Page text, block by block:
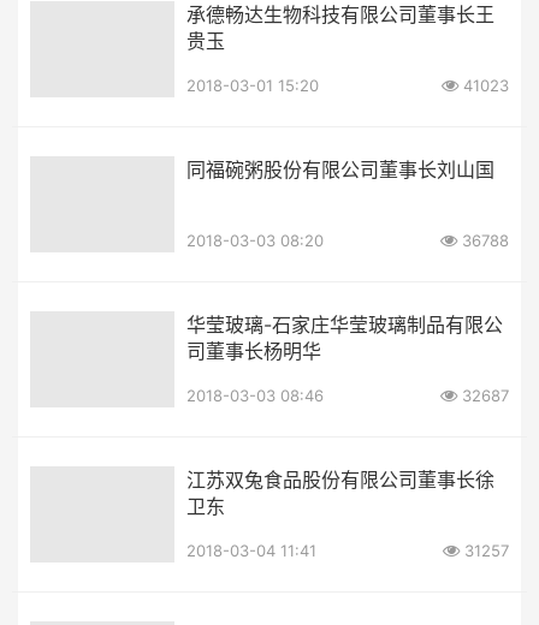
承德畅达生物科技有限公司董事长王
贵玉
2018-03-01 15:20 41023
同福碗粥股份有限公司董事长刘山国
2018-03-03 08:20 36788
华莹玻璃-石家庄华莹玻璃制品有限公
司董事长杨明华
2018-03-03 08:46 32687
江苏双兔食品股份有限公司董事长徐
卫东
2018-03-04 11:41 31257